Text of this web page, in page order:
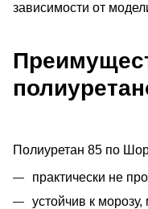
зависимости от
Полиуретан 85 по
практически не
устойчив к